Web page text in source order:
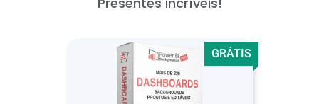
GRÁTIS